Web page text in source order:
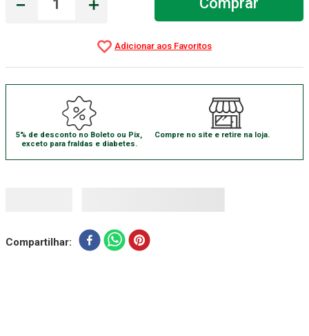
5% de desconto no Boleto ou Pix,
exceto para fraldas e diabetes.
Compre no site e retire na loja.
Compartilhar
Aparelho Pressão